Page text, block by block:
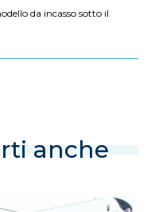
da incasso sotto il
anche